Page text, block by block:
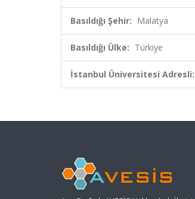
Basıldığı Şehir: Malatya
Basıldığı Ülke: Türkiye
İstanbul Üniversitesi Adresli: